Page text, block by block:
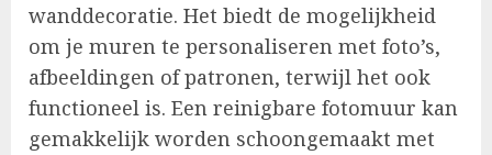
wanddecoratie. Het biedt de mogelijkheid
om je muren te personaliseren met foto’s,
afbeeldingen of patronen, terwijl het ook
functioneel is. Een reinigbare fotomuur kan
gemakkelijk worden schoongemaakt met